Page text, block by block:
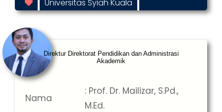
Universitas Syiah Kuala
Direktur Direktorat Pendidikan dan Administrasi
Akademik
Nama
: Prof. Dr. Mailizar, S.Pd.,
M.Ed.